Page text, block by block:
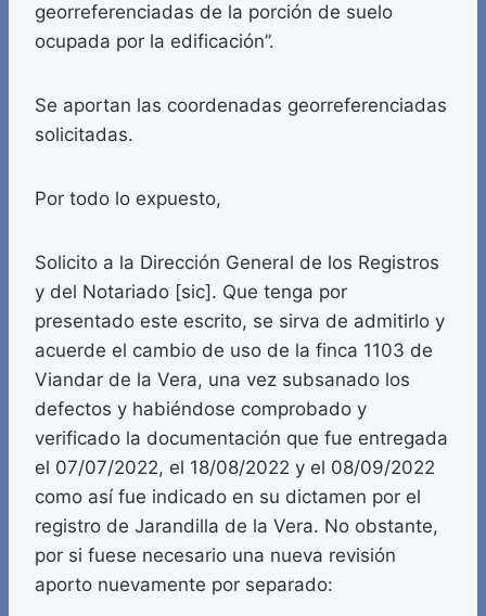
georreferenciadas de la porción de suelo
ocupada por la edificación”.
Se aportan las coordenadas georreferenciadas
solicitadas.
Por todo lo expuesto,
Solicito a la Dirección General de los Registros
y del Notariado [sic]. Que tenga por
presentado este escrito, se sirva de admitirlo y
acuerde el cambio de uso de la finca 1103 de
Viandar de la Vera, una vez subsanado los
defectos y habiéndose comprobado y
verificado la documentación que fue entregada
el 07/07/2022, el 18/08/2022 y el 08/09/2022
como así fue indicado en su dictamen por el
registro de Jarandilla de la Vera. No obstante,
por si fuese necesario una nueva revisión
aporto nuevamente por separado: